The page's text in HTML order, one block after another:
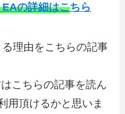
の詳細はこちら
理由をこちらの記事
こちらの記事を読ん
用頂けるかと思いま